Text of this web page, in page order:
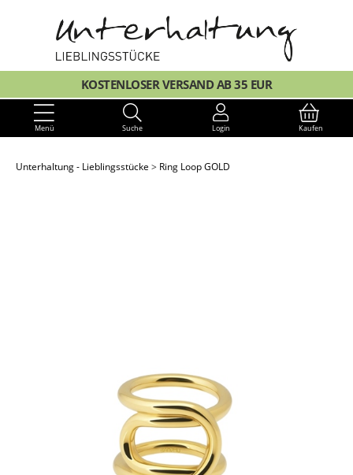
KOSTENLOSER VERSAND AB 35 EUR
Menü Suche Login Kaufen
Unterhaltung - Lieblingsstücke Ring Loop GOLD